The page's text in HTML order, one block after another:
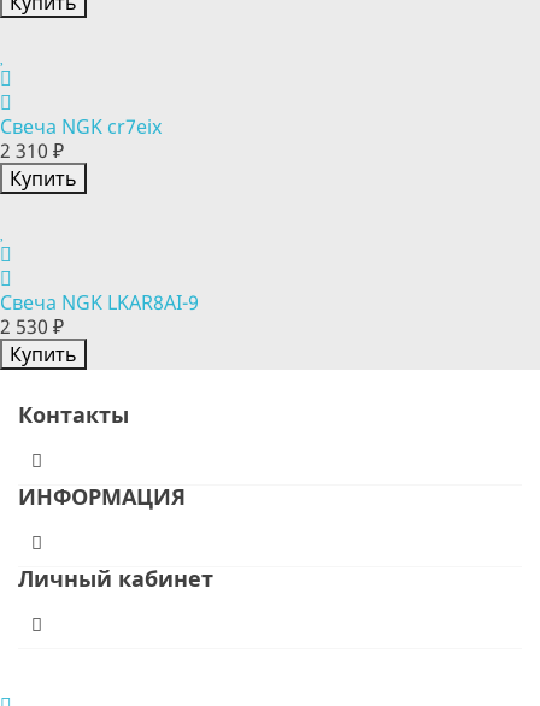
Свеча NGK cr7eix
2 310 ₽
Купить
Свеча NGK LKAR8AI-9
2 530 ₽
Купить
Контакты
ИНФОРМАЦИЯ
Личный кабинет